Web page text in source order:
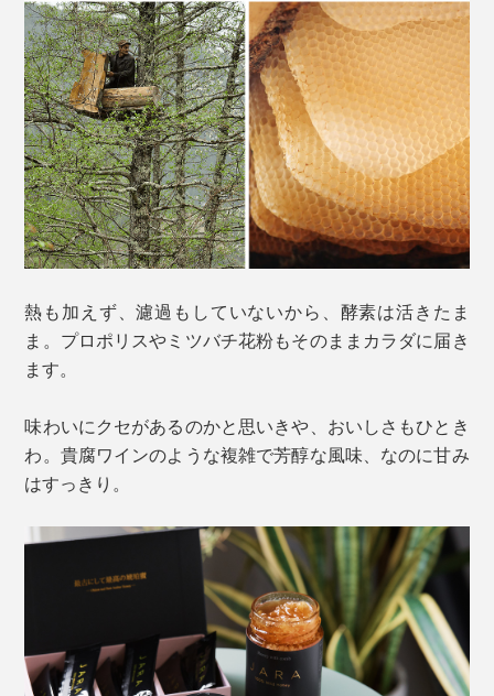
熱も加えず、濾過もしていないから、酵素は活きたま
ま。プロポリスやミツバチ花粉もそのままカラダに届き
ます。
味わいにクセがあるのかと思いきや、おいしさもひとき
わ。貴腐ワインのような複雑で芳醇な風味、なのに甘み
はすっきり。